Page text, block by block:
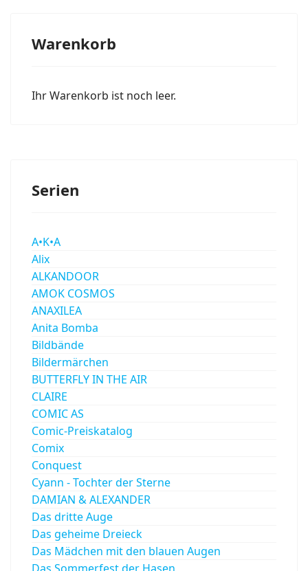
Warenkorb
Ihr Warenkorb ist noch leer.
Serien
A•K•A
Alix
ALKANDOOR
AMOK COSMOS
ANAXILEA
Anita Bomba
Bildbände
Bildermärchen
BUTTERFLY IN THE AIR
CLAIRE
COMIC AS
Comic-Preiskatalog
Comix
Conquest
Cyann - Tochter der Sterne
DAMIAN & ALEXANDER
Das dritte Auge
Das geheime Dreieck
Das Mädchen mit den blauen Augen